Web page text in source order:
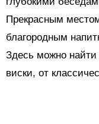
Прекрасным
благородным
Здесь можно
виски, от